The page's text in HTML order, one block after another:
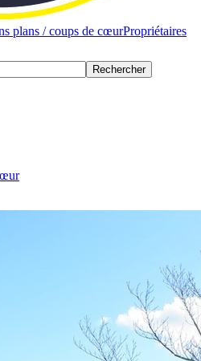
plans / coups de cœurPropriétaires
Rechercher